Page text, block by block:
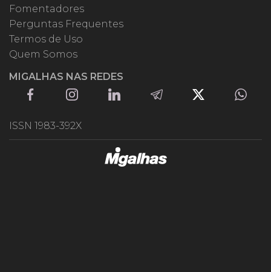
Fomentadores
Perguntas Frequentes
Termos de Uso
Quem Somos
MIGALHAS NAS REDES
ISSN 1983-392X